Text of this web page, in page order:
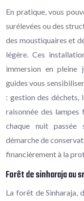
En pratique, vous
surélevées ou des
des moustiquaires et
légère. Ces
immersion en pleine
guides vous
: gestion des
raisonnée des
chaque nuit passée
démarche de
financièrement à la
Forêt de sinharaja au
La forêt de Sinharaja,